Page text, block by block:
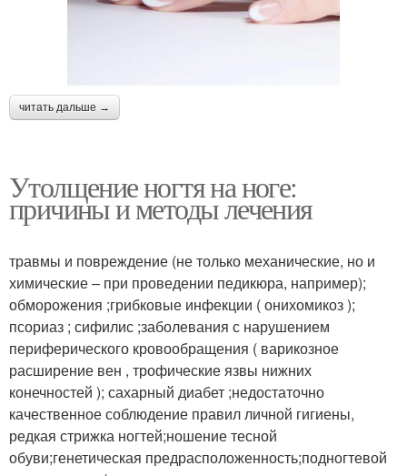
читать дальше →
Утолщение ногтя на ноге:
причины и методы лечения
травмы и повреждение (не только механические, но и
химические – при проведении педикюра, например);
обморожения ;грибковые инфекции ( онихомикоз );
псориаз ; сифилис ;заболевания с нарушением
периферического кровообращения ( варикозное
расширение вен , трофические язвы нижних
конечностей ); сахарный диабет ;недостаточно
качественное соблюдение правил личной гигиены,
редкая стрижка ногтей;ношение тесной
обуви;генетическая предрасположенность;подногтевой